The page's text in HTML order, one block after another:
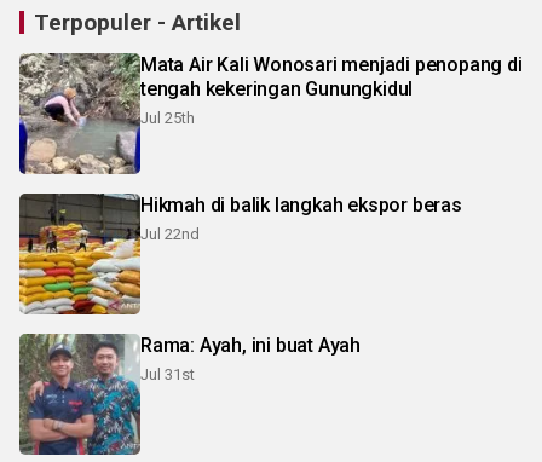
Terpopuler - Artikel
Mata Air Kali Wonosari menjadi penopang di
tengah kekeringan Gunungkidul
Jul 25th
Hikmah di balik langkah ekspor beras
Jul 22nd
Rama: Ayah, ini buat Ayah
Jul 31st